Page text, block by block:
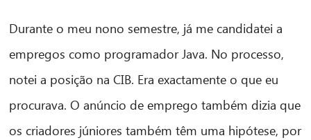
Durante o meu nono semestre, já me candidatei a
empregos como programador Java. No processo,
notei a posição na CIB. Era exactamente o que eu
procurava. O anúncio de emprego também dizia que
os criadores júniores também têm uma hipótese, por